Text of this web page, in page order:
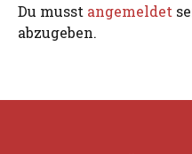
Du musst angemeldet
abzugeben.